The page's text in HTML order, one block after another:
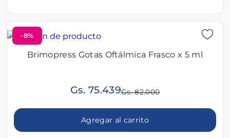
-8%
Brimopress Gotas Oftálmica Frasco x 5 ml
Gs. 75.439Gs. 82.000
Agregar al carrito